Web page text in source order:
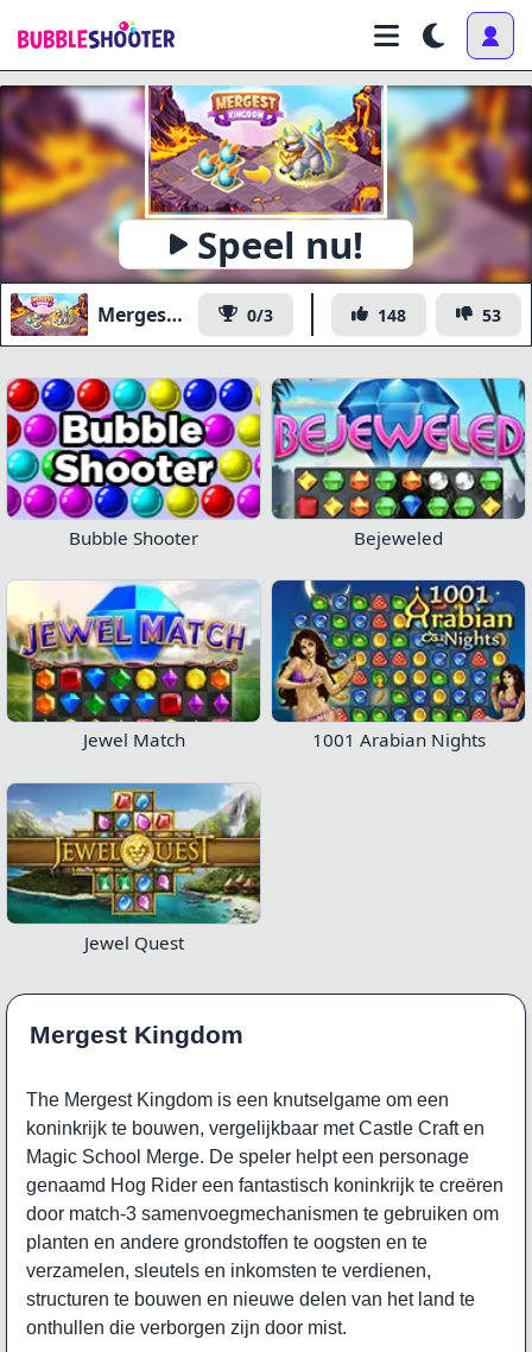
Speel nu!
Mergest Kingdom 0/3 148 53
Bubble Shooter Bejeweled
Jewel Match 1001 Arabian Nights
Jewel Quest
Mergest Kingdom
The Mergest Kingdom is een knutselgame om een
koninkrijk te bouwen, vergelijkbaar met Castle Craft en
Magic School Merge. De speler helpt een personage
genaamd Hog Rider een fantastisch koninkrijk te creëren
door match-3 samenvoegmechanismen te gebruiken om
planten en andere grondstoffen te oogsten en te
verzamelen, sleutels en inkomsten te verdienen,
structuren te bouwen en nieuwe delen van het land te
onthullen die verborgen zijn door mist.